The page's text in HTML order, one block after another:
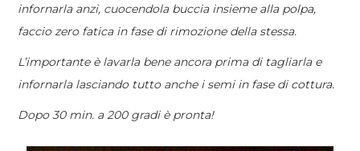
infornarla anzi, cuocendola buccia insieme alla polpa,
faccio zero fatica in fase di rimozione della stessa.
L’importante è lavarla bene ancora prima di tagliarla e
infornarla lasciando tutto anche i semi in fase di cottura.
Dopo 30 min. a 200 gradi è pronta!